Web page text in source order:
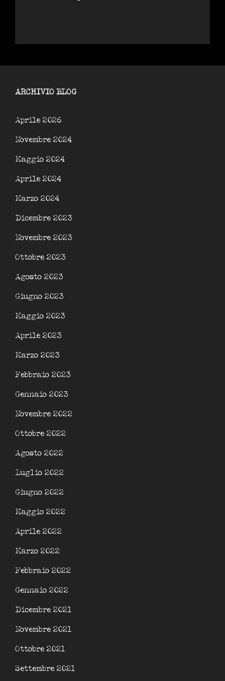
ARCHIVIO BLOG
Aprile 2026
Novembre 2024
Maggio 2024
Aprile 2024
Marzo 2024
Dicembre 2023
Novembre 2023
Ottobre 2023
Agosto 2023
Giugno 2023
Maggio 2023
Aprile 2023
Marzo 2023
Febbraio 2023
Gennaio 2023
Novembre 2022
Ottobre 2022
Agosto 2022
Luglio 2022
Giugno 2022
Maggio 2022
Aprile 2022
Marzo 2022
Febbraio 2022
Gennaio 2022
Dicembre 2021
Novembre 2021
Ottobre 2021
Settembre 2021